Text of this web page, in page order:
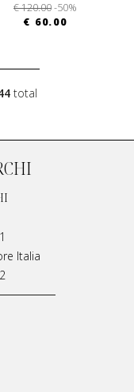
€ 120.00-50%
€ 60.00
total
Italia